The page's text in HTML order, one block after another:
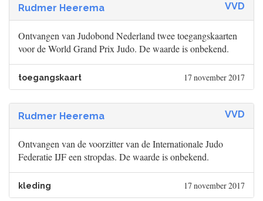
Rudmer Heerema VVD
Ontvangen van Judobond Nederland twee toegangskaarten
voor de World Grand Prix Judo. De waarde is onbekend.
toegangskaart 17 november 2017
Rudmer Heerema VVD
Ontvangen van de voorzitter van de Internationale Judo
Federatie IJF een stropdas. De waarde is onbekend.
kleding 17 november 2017